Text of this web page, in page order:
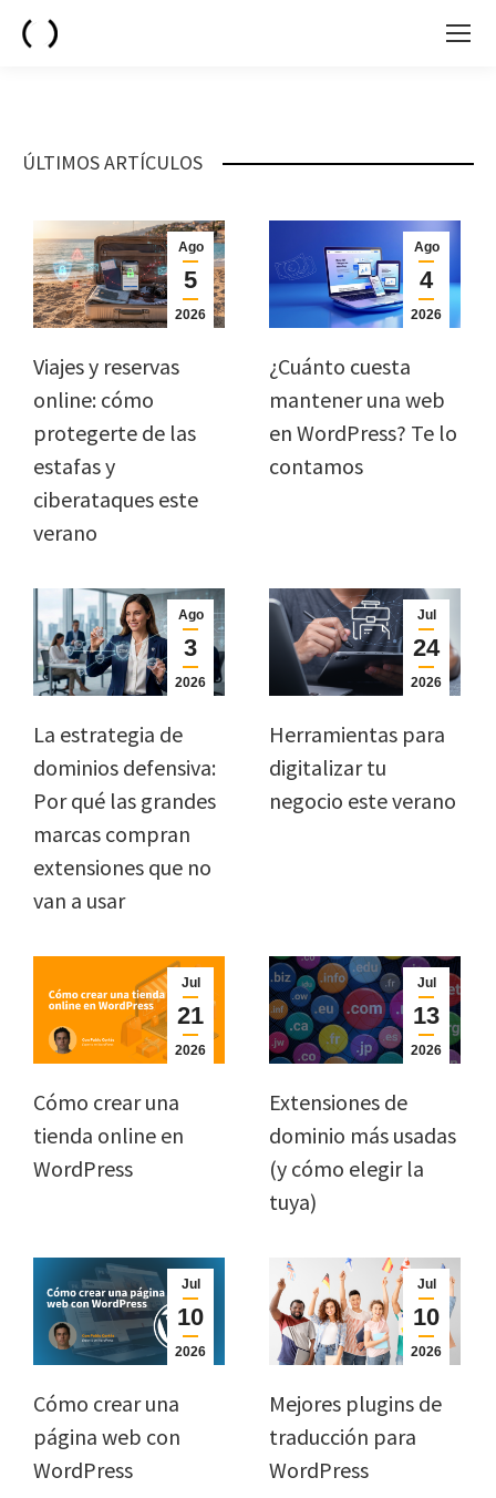
ÚLTIMOS ARTÍCULOS
Ago
5
2026
Viajes y reservas
online: cómo
protegerte de las
estafas y
ciberataques este
verano
Ago
4
2026
¿Cuánto cuesta
mantener una web
en WordPress? Te lo
contamos
Ago
3
2026
La estrategia de
dominios defensiva:
Por qué las grandes
marcas compran
extensiones que no
van a usar
Jul
24
2026
Herramientas para
digitalizar tu
negocio este verano
Jul
21
2026
Cómo crear una
tienda online en
WordPress
Jul
13
2026
Extensiones de
dominio más usadas
(y cómo elegir la
tuya)
Jul
10
2026
Cómo crear una
página web con
WordPress
Jul
10
2026
Mejores plugins de
traducción para
WordPress